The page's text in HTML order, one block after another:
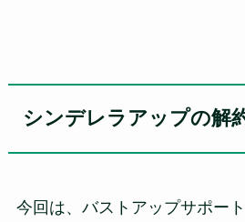
シンデレラアップの解
今回は、バストアップサポー